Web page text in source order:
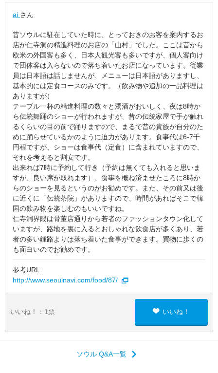
ai さん
昔ソウルに駐在していた時に、とっておきのお客を案内するお
店が仁寺洞の精進料理のお店の「山村」でした。ここは昔から
欧米の外国客も多く、日本人観光客も多いですが、個人客向け
で団体客は入らないので落ち着いたお店になっています。従業
員は日本語は話しませんが、メニューは日本語がありますし、
基本的には定食コースのみです。（飲み物や追加の一品料理は
ありますが）
テーブル一杯の精進料理の数々と濁酒がおいしく、夜は8時か
ら伝統舞踊のショーが行われますが、昔の伝統家屋で手が触れ
るくらいの目の前で踊りますので、まるで昔の貴族が自分のた
めに踊らせているかのように迫力があります。食事代は6-7千
円程ですが、ショーは食事代（定食）に含まれていますので、
それを考えると割安です。
出来れば7時に予約して行き（予約は無くても入れると思いま
すが、良い席が取れます）、食事を概ね済ませたころに8時か
らのショーを見るというのがお勧めです。また、その前又は後
に近くに「伝統茶院」がありますので、時間があればそこで韓
国の飲み物を楽しむのもいいですね。
仁寺洞界隈は骨董店通りから若者のファッションタウン化して
いますが、路地を裏に入るとおしゃれな飲食店が多くあり、若
者の多い鍾路よりは落ち着いた食事ができます。買物に歩くの
も面白いのでお勧めです。
参考URL:
http://www.seoulnavi.com/food/87/
いいね！： 1 票 いいね！
ソウル Q&A一覧